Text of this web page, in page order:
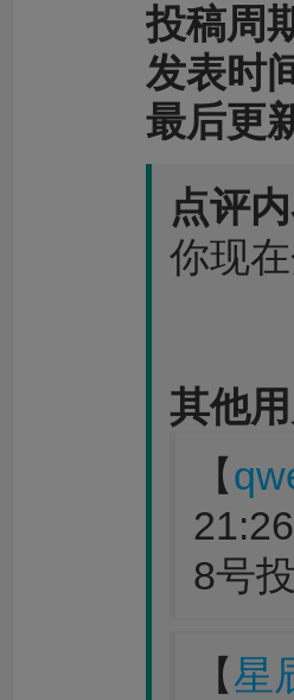
投稿周
发表时
最后更
点评内
你现
其他
【
8号
【星